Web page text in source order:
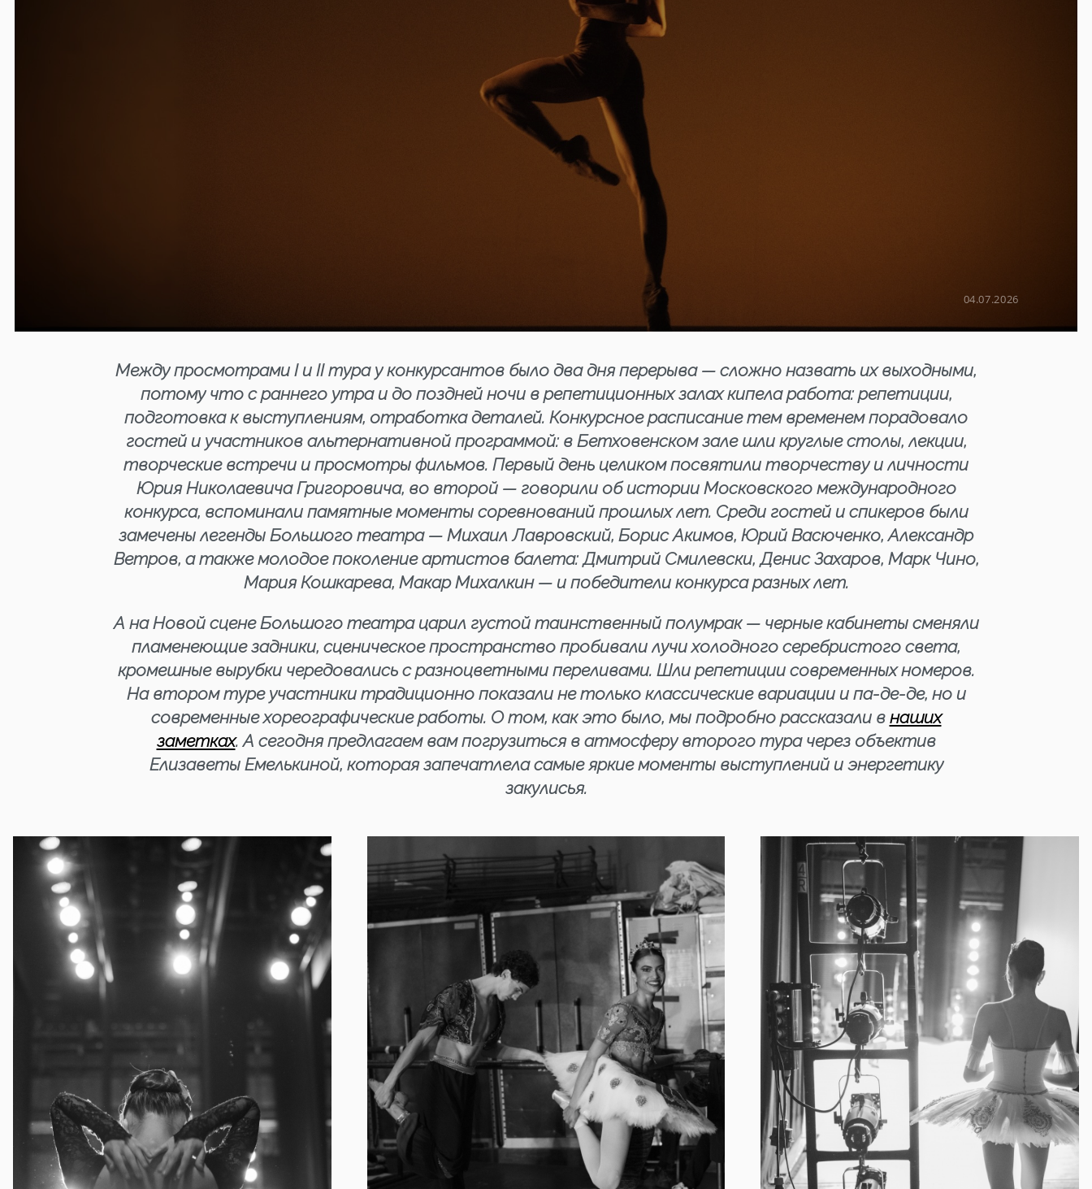
04.07.2026
Между просмотрами I и II тура у конкурсантов было два дня перерыва — сложно назвать их выходными,
потому что с раннего утра и до поздней ночи в репетиционных залах кипела работа: репетиции,
подготовка к выступлениям, отработка деталей. Конкурсное расписание тем временем порадовало
гостей и участников альтернативной программой: в Бетховенском зале шли круглые столы, лекции,
творческие встречи и просмотры фильмов. Первый день целиком посвятили творчеству и личности
Юрия Николаевича Григоровича, во второй — говорили об истории Московского международного
конкурса, вспоминали памятные моменты соревнований прошлых лет. Среди гостей и спикеров были
замечены легенды Большого театра — Михаил Лавровский, Борис Акимов, Юрий Васюченко, Александр
Ветров, а также молодое поколение артистов балета: Дмитрий Смилевски, Денис Захаров, Марк Чино,
Мария Кошкарева, Макар Михалкин — и победители конкурса разных лет.
А на Новой сцене Большого театра царил густой таинственный полумрак — черные кабинеты сменяли
пламенеющие задники, сценическое пространство пробивали лучи холодного серебристого света,
кромешные вырубки чередовались с разноцветными переливами. Шли репетиции современных номеров.
На втором туре участники традиционно показали не только классические вариации и па-де-де, но и
современные хореографические работы. О том, как это было, мы подробно рассказали в наших
заметках. А сегодня предлагаем вам погрузиться в атмосферу второго тура через объектив
Елизаветы Емелькиной, которая запечатлела самые яркие моменты выступлений и энергетику
закулисья.